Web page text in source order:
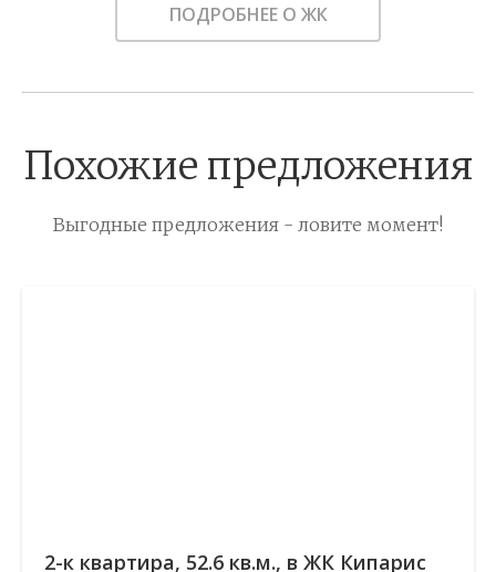
ПОДРОБНЕЕ О ЖК
Похожие предложения
Выгодные предложения - ловите момент!
2-к квартира, 52.6 кв.м., в ЖК Кипарис